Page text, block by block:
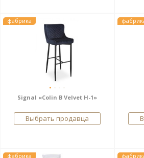
фабрика
Signal «Colin B Velvet H-1»
Выбрать продавца
фабрика